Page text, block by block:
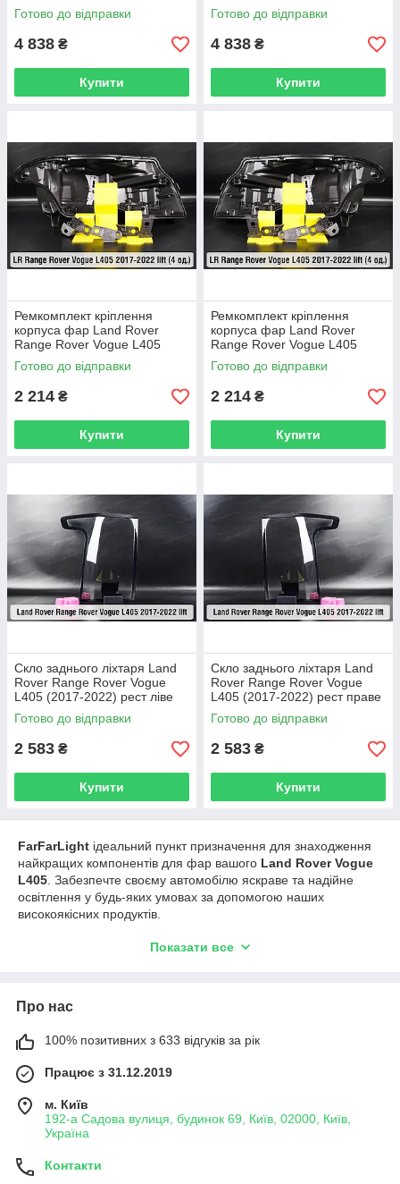
Готово до відправки
4 838 ₴
Купити
Готово до відправки
4 838 ₴
Купити
Ремкомплект кріплення
корпуса фар Land Rover
Range Rover Vogue L405
(2017-2022) рест правий – 4
од.
Готово до відправки
2 214 ₴
Купити
Ремкомплект кріплення
корпуса фар Land Rover
Range Rover Vogue L405
(2017-2022) рест лівий – 4
од.
Готово до відправки
2 214 ₴
Купити
Скло заднього ліхтаря Land
Rover Range Rover Vogue
L405 (2017-2022) рест ліве
Готово до відправки
2 583 ₴
Купити
Скло заднього ліхтаря Land
Rover Range Rover Vogue
L405 (2017-2022) рест праве
Готово до відправки
2 583 ₴
Купити
FarFarLight ідеальний пункт призначення для знаходження
найкращих компонентів для фар вашого Land Rover Vogue
L405 . Забезпечте своєму автомобілю яскраве та надійне
освітлення у будь-яких умовах за допомогою наших
високоякісних продуктів.
включаючи скла, корпуси, лампи та інші деталі. Ми
ретельно підібраний для забезпечення максимальної
системи.
Продукти
власниківЛенд Ровер Вог
безпеку. Ви можете бути впевнені, що кожен елемент
забезпечить оптимальне освітлення і зробить ваші поїздки
ще більш безпечними та приємними.
Показати все
Про нас
100% позитивних з 633 відгуків за рік
Працює з 31.12.2019
м. Київ
192-а Садова вулиця, будинок 69, Київ, 02000, Київ,
Україна
Контакти